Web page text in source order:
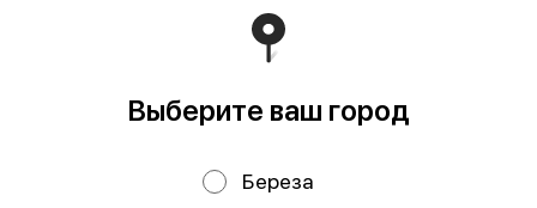
4500 1027 0000 Банк получателя: зАО «АЛЬФА-БАНК»
Адрес: Ул. Сурганова, 43-47, 220013 Минск, Республика
Беларусь SWIFT: ALFABY2X БИК: ALFABY2X УНП:
Выберите ваш город
Береза